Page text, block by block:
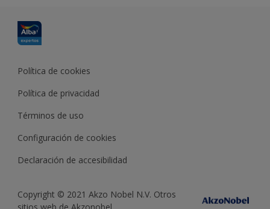
Política de cookies
Política de privacidad
Términos de uso
Configuración de cookies
Declaración de accesibilidad
Copyright © 2021 Akzo Nobel N.V. Otros
sitios web de Akzonobel